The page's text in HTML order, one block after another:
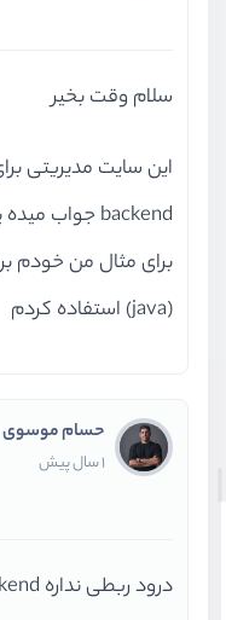
سلام وقت بخیر
backend جواب میده یا فقط برای php هست ؟
(java) استفاده کردم
حسام موسوی
1 سال پیش